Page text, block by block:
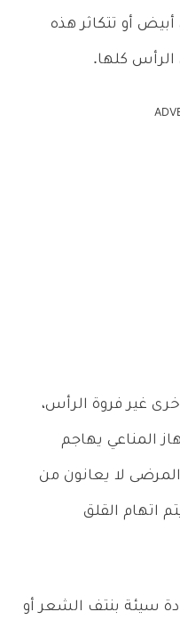
أو تتكاثر هذه
كلها.
غير فروة الرأس،
المناعي يهاجم
لا يعانون من
اتهام القلق
سيئة بنتف الشعر أو